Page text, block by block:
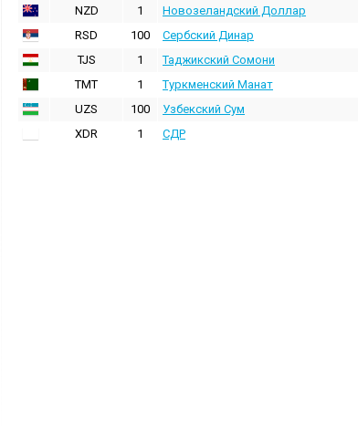
NZD
1 Новозеландский Доллар
RSD
100 Сербский Динар
TJS
1 Таджикский Сомони
TMT
1 Туркменский Манат
UZS
100 Узбекский Сум
XDR
1 СДР